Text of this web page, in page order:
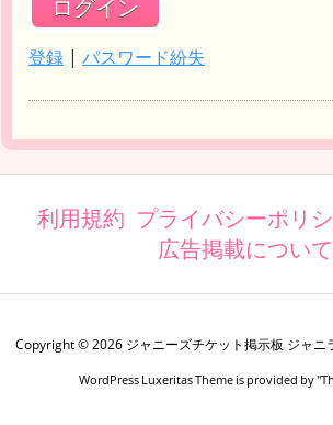
登録 | パスワード紛失
利用規約 プライバシーポリ
広告掲載について
Copyright ©2026 ジャニーズチケット掲示板 ジャニ
WordPress Luxeritas Theme is provided by "